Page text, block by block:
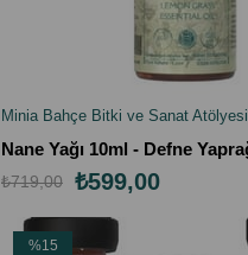
SEPETE EKLE
Minia Bahçe Bitki ve Sanat Atölyesi
₺599,00
₺719,00
%15